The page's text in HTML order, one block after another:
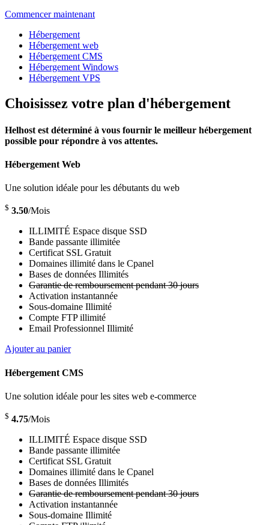
Commencer maintenant
Hébergement
Hébergement web
Hébergement CMS
Hébergement Windows
Hébergement VPS
Choisissez votre plan d'hébergement
Helhost est déterminé à vous fournir le meilleur hébergement
possible pour répondre à vos attentes.
Hébergement Web
Une solution idéale pour les débutants du web
$ 3.50/Mois
ILLIMITÉ Espace disque SSD
Bande passante illimitée
Certificat SSL Gratuit
Domaines illimité dans le Cpanel
Bases de données Illimités
Garantie de remboursement pendant 30 jours
Activation instantannée
Sous-domaine Illimité
Compte FTP illimité
Email Professionnel Illimité
Ajouter au panier
Hébergement CMS
Une solution idéale pour les sites web e-commerce
$ 4.75/Mois
ILLIMITÉ Espace disque SSD
Bande passante illimitée
Certificat SSL Gratuit
Domaines illimité dans le Cpanel
Bases de données Illimités
Garantie de remboursement pendant 30 jours
Activation instantannée
Sous-domaine Illimité